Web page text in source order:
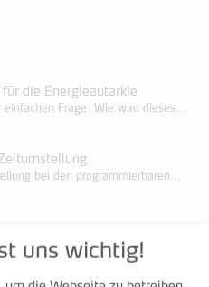
für die Energieautarkie
Frage: Wie wird dieses...
bei den programmierbaren...
uns wichtig!